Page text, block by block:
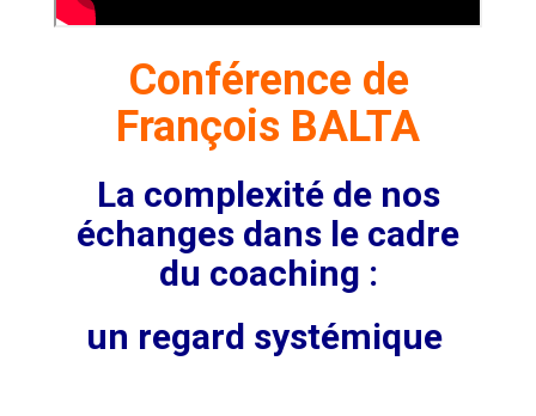
Conférence de
François BALTA
La complexité de nos
échanges dans le cadre
du coaching :
un regard systémique